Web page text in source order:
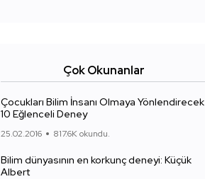
Çok Okunanlar
Çocukları Bilim İnsanı Olmaya Yönlendirecek
10 Eğlenceli Deney
25.02.2016 817.6K okundu.
Bilim dünyasının en korkunç deneyi: Küçük
Albert